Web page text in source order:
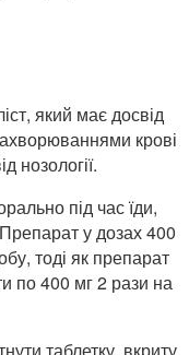
який має досвід
крові
нозології.
під час їди,
у дозах 400
тоді як препарат
по 400 мг 2 рази на
таблетку, вкриту